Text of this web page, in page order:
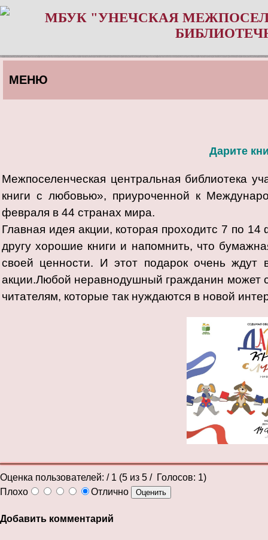
МБУК "УНЕЧСКАЯ
МЕНЮ
Дарите
Межпоселенческая центральная библиотека
книги с любовью», приуроченной к
февраля в 44 странах мира.
Главная идея акции, которая проходитс 7 по
другу хорошие книги и напомнить, что
своей ценности. И этот подарок очень ждут
акции.Любой неравнодушный гражданин может
читателям, которые так нуждаются в новой
Оценка пользователей: / 1 (5 из 5 / Голосов: 1)
Плохо
Отлично
Добавить комментарий